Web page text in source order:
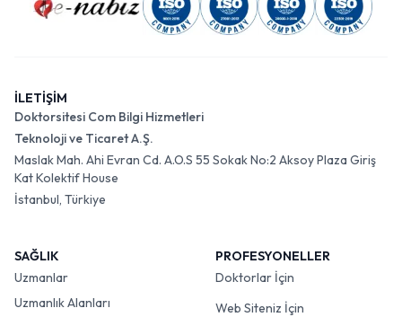
İLETİŞİM
Doktorsitesi Com Bilgi Hizmetleri
Teknoloji ve Ticaret A.Ş.
Maslak Mah. Ahi Evran Cd. A.O.S 55 Sokak No:2 Aksoy Plaza Giriş
Kat Kolektif House
İstanbul, Türkiye
SAĞLIK
Uzmanlar
Uzmanlık Alanları
PROFESYONELLER
Doktorlar İçin
Web Siteniz İçin